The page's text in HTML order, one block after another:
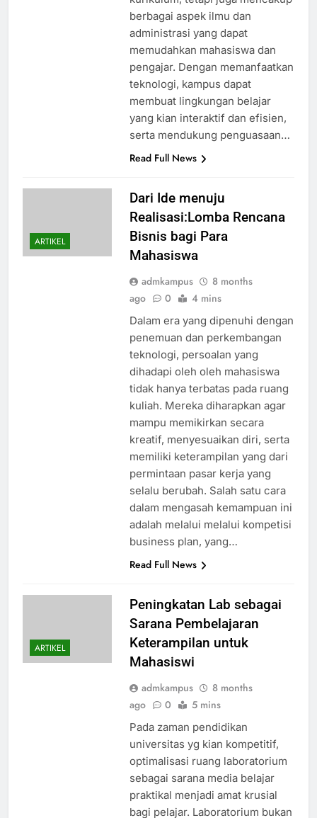
berbagai aspek ilmu dan
administrasi yang dapat
memudahkan mahasiswa dan
pengajar. Dengan memanfaatkan
teknologi, kampus dapat
membuat lingkungan belajar
yang kian interaktif dan efisien,
serta mendukung penguasaan…
Read Full News
ARTIKEL
Dari Ide menuju
Realisasi:Lomba Rencana
Bisnis bagi Para
Mahasiswa
admkampus
8 months
ago
0 4 mins
Dalam era yang dipenuhi dengan
penemuan dan perkembangan
teknologi, persoalan yang
dihadapi oleh oleh mahasiswa
tidak hanya terbatas pada ruang
kuliah. Mereka diharapkan agar
mampu memikirkan secara
kreatif, menyesuaikan diri, serta
memiliki keterampilan yang dari
permintaan pasar kerja yang
selalu berubah. Salah satu cara
dalam mengasah kemampuan ini
adalah melalui melalui kompetisi
business plan, yang…
Read Full News
ARTIKEL
Peningkatan Lab sebagai
Sarana Pembelajaran
Keterampilan untuk
Mahasiswi
admkampus
8 months
ago
0 5 mins
Pada zaman pendidikan
universitas yg kian kompetitif,
optimalisasi ruang laboratorium
sebagai sarana media belajar
praktikal menjadi amat krusial
bagi pelajar. Laboratorium bukan